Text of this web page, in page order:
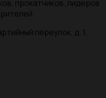
прокатчиков, лидеров
переулок, д. 1,